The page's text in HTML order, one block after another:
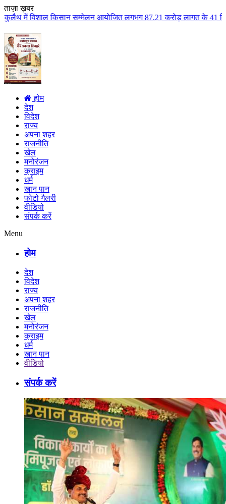
ताज़ा ख़बर
आयोजित लगभग 87.21 करोड़ लागत के 41 विकास कार्यों का किया
होम
देश
विदेश
राज्य
अपना शहर
राजनीति
खेल
मनोरंजन
क्राइम
धर्म
खान पान
फोटो गैलरी
वीडियो
संपर्क करें
Menu
होम
देश
विदेश
राज्य
अपना शहर
राजनीति
खेल
मनोरंजन
क्राइम
धर्म
खान पान
वीडियो
संपर्क करें